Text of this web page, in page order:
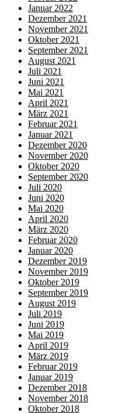
Januar 2022
Dezember 2021
November 2021
Oktober 2021
September 2021
August 2021
Juli 2021
Juni 2021
Mai 2021
April 2021
März 2021
Februar 2021
Januar 2021
Dezember 2020
November 2020
Oktober 2020
September 2020
Juli 2020
Juni 2020
Mai 2020
April 2020
März 2020
Februar 2020
Januar 2020
Dezember 2019
November 2019
Oktober 2019
September 2019
August 2019
Juli 2019
Juni 2019
Mai 2019
April 2019
März 2019
Februar 2019
Januar 2019
Dezember 2018
November 2018
Oktober 2018